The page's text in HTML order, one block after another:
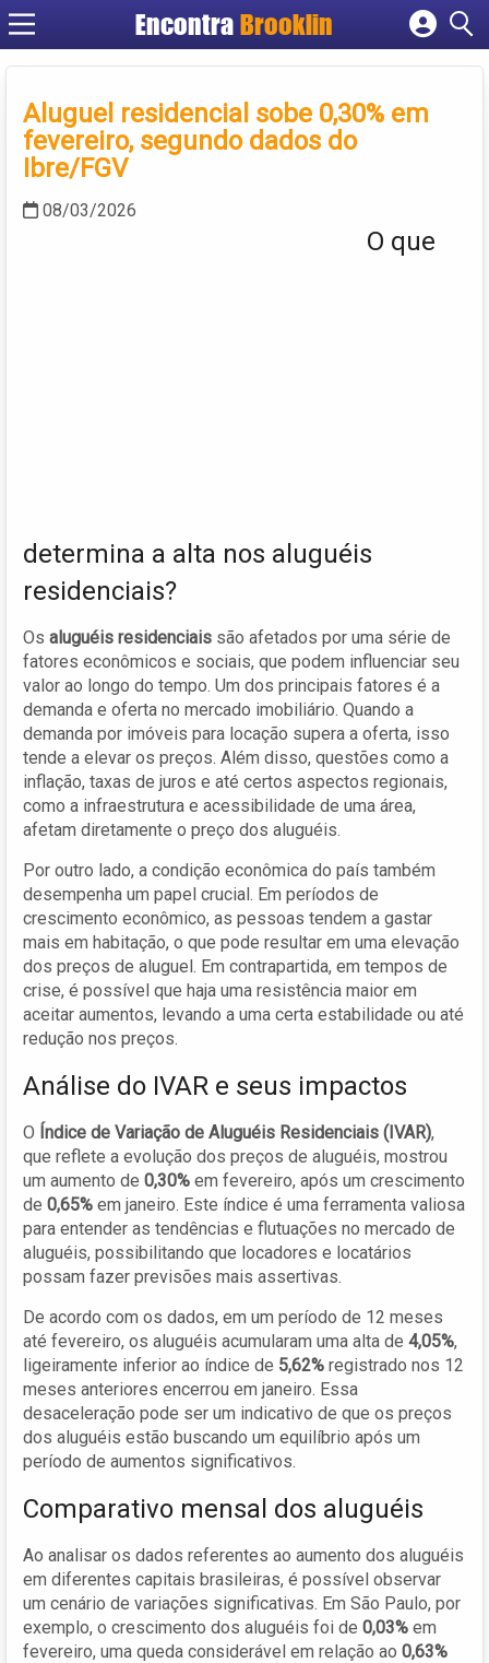
Encontra Brooklin
Cadastrar empresa
Criar conta
Aluguel residencial sobe 0,30% em
fevereiro, segundo dados do
Ibre/FGV
08/03/2026
O que
determina a alta nos aluguéis
residenciais?
Os aluguéis residenciais são afetados por uma série de
fatores econômicos e sociais, que podem influenciar seu
valor ao longo do tempo. Um dos principais fatores é a
demanda e oferta no mercado imobiliário. Quando a
demanda por imóveis para locação supera a oferta, isso
tende a elevar os preços. Além disso, questões como a
inflação, taxas de juros e até certos aspectos regionais,
como a infraestrutura e acessibilidade de uma área,
afetam diretamente o preço dos aluguéis.
Por outro lado, a condição econômica do país também
desempenha um papel crucial. Em períodos de
crescimento econômico, as pessoas tendem a gastar
mais em habitação, o que pode resultar em uma elevação
dos preços de aluguel. Em contrapartida, em tempos de
crise, é possível que haja uma resistência maior em
aceitar aumentos, levando a uma certa estabilidade ou até
redução nos preços.
Análise do IVAR e seus impactos
O Índice de Variação de Aluguéis Residenciais (IVAR),
que reflete a evolução dos preços de aluguéis, mostrou
um aumento de 0,30% em fevereiro, após um crescimento
de 0,65% em janeiro. Este índice é uma ferramenta valiosa
para entender as tendências e flutuações no mercado de
aluguéis, possibilitando que locadores e locatários
possam fazer previsões mais assertivas.
De acordo com os dados, em um período de 12 meses
até fevereiro, os aluguéis acumularam uma alta de 4,05%,
ligeiramente inferior ao índice de 5,62% registrado nos 12
meses anteriores encerrou em janeiro. Essa
desaceleração pode ser um indicativo de que os preços
dos aluguéis estão buscando um equilíbrio após um
período de aumentos significativos.
Comparativo mensal dos aluguéis
Ao analisar os dados referentes ao aumento dos aluguéis
em diferentes capitais brasileiras, é possível observar
um cenário de variações significativas. Em São Paulo, por
exemplo, o crescimento dos aluguéis foi de 0,03% em
fevereiro, uma queda considerável em relação ao 0,63%